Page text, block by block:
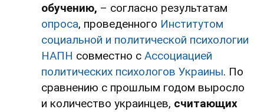
обучению, – согласно результатам
опроса, проведенного Институтом
социальной и политической психологии
НАПН совместно с Ассоциацией
политических психологов Украины. По
сравнению с прошлым годом выросло
и количество украинцев, считающих